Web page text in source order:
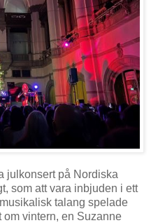
julkonsert på Nordiska
som att vara inbjuden i ett
talang spelade
vintern, en Suzanne